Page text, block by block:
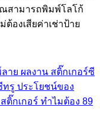
สามารถพิมพ์โลโก้
องเสียค่าเช่าป้าย
าย ผลงาน สติ๊กเกอร์ซี
ทรู ประโยชน์ของ
ติ๊กเกอร์ ทำไมต้อง 89